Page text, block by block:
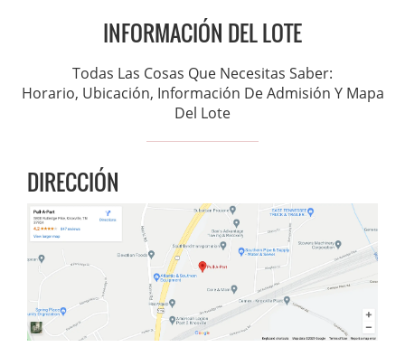
INFORMACIÓN DEL LOTE
Todas Las Cosas Que Necesitas Saber:
Horario, Ubicación, Información De Admisión Y Mapa
Del Lote
DIRECCIÓN